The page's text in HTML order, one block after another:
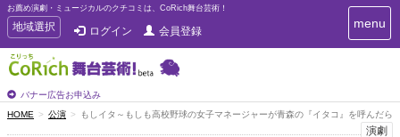
お薦め演劇・ミュージカルのクチコミは、CoRich舞台芸術！
T
o
g
g
e
n
a
地域選択 ログイン 会員登録
バナー広告お申込み
T
o
e
menu
HOME 公演 もしイタ～もしも高校野球の女子マネージャーが青森の『イタコ』を呼んだら
演劇